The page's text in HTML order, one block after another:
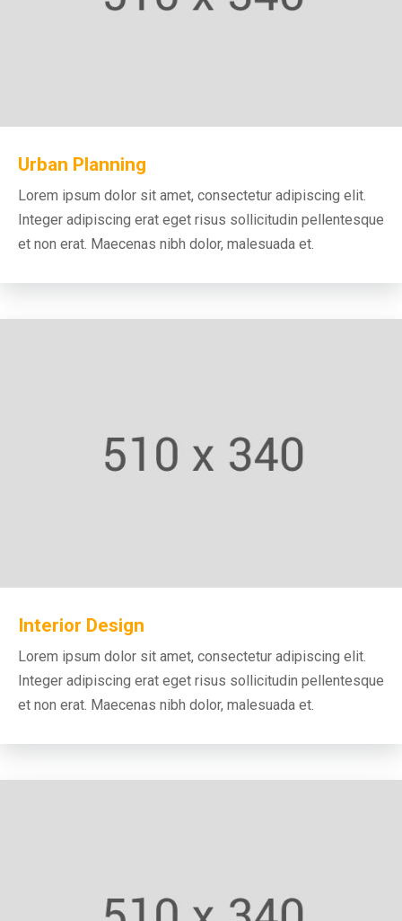
Urban Planning
Lorem ipsum dolor sit amet, consectetur adipiscing elit.
Integer adipiscing erat eget risus sollicitudin pellentesque
et non erat. Maecenas nibh dolor, malesuada et.
Interior Design
Lorem ipsum dolor sit amet, consectetur adipiscing elit.
Integer adipiscing erat eget risus sollicitudin pellentesque
et non erat. Maecenas nibh dolor, malesuada et.